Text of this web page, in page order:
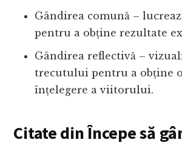
Gândirea comună –
pentru a obține rezultate
Gândirea reflectivă –
trecutului pentru a obține
înțelegere a viitorului.
Citate din Începe să